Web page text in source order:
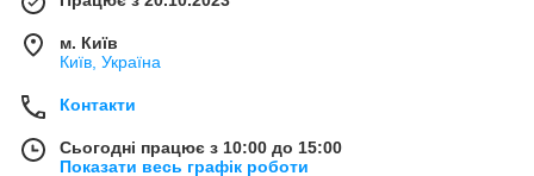
м. Київ
Київ, Україна
Контакти
Сьогодні працює з 10:00 до 15:00
Показати весь графік роботи